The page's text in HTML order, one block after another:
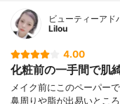
ビューティーア
Lilou
4.00
化粧前の一手間で肌
メイク前にこのペーパー
鼻周りや脂が出易いとこ